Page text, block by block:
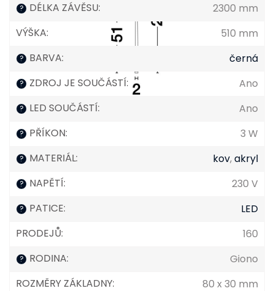
? DÉLKA ZÁVĚSU:
2300 mm
VÝŠKA: 510 mm
? BARVA: černá
? ZDROJ JE SOUČÁSTÍ: Ano
? LED SOUČÁSTÍ: Ano
? PŘÍKON: 3 W
? MATERIÁL: kov,akryl
? NAPĚTÍ: 230 V
? PATICE:
LED
PRODEJŮ: 160
? RODINA:
Giono
ROZMĚRY ZÁKLADNY: 80 x 30 mm